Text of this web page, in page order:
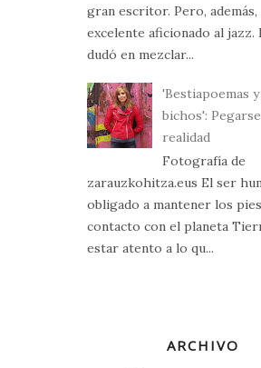
gran escritor. Pero, además,
excelente aficionado al jazz.
dudó en mezclar...
'Bestiapoemas
bichos':
realidad
Fotografía de
zarauzkohitza.eus El ser
obligado a mantener los
contacto con el planeta
estar atento a lo qu...
ARCHIVO